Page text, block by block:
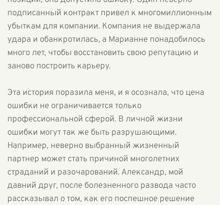
подписанный контракт привел к многомиллионным
убыткам для компании. Компания не выдержала
удара и обанкротилась, а Марианне понадобилось
много лет, чтобы восстановить свою репутацию и
заново построить карьеру.
Эта история поразила меня, и я осознала, что цена
ошибки не ограничивается только
профессиональной сферой. В личной жизни
ошибки могут так же быть разрушающими.
Например, неверно выбранный жизненный
партнер может стать причиной многолетних
страданий и разочарований. Александр, мой
давний друг, после болезненного развода часто
рассказывал о том, как его поспешное решение